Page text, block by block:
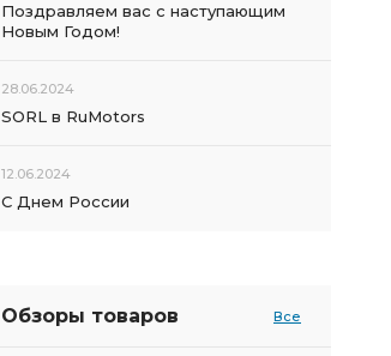
Поздравляем вас с наступающим
Новым Годом!
28.06.2024
SORL в RuMotors
12.06.2024
С Днем России
Обзоры товаров Все